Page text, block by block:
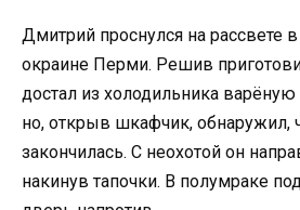
Дмитрий проснулся на рассвете
окраине Перми. Решив
достал из холодильника варёную
но, открыв шкафчик, обнаружил,
закончилась. С неохотой он
накинув тапочки. В полумраке